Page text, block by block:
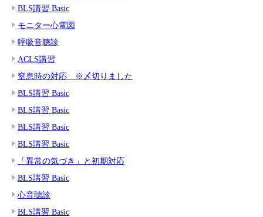
BLS講習 Basic
モニター心電図
呼吸音聴診
ACLS講習
窒息時の対応 ※〆切りました
BLS講習 Basic
BLS講習 Basic
BLS講習 Basic
BLS講習 Basic
「異常の気づき」と初期対応
BLS講習 Basic
心音聴診
BLS講習 Basic